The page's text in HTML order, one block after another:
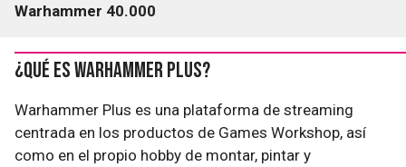
Warhammer 40.000
¿Qué es Warhammer Plus?
Warhammer Plus es una plataforma de streaming
centrada en los productos de Games Workshop, así
como en el propio hobby de montar, pintar y